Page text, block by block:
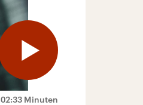
02:33 Minuten